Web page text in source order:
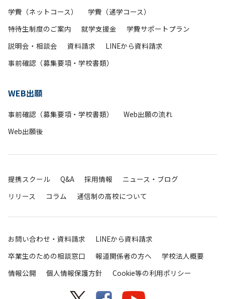
学費（ネットコース）
学費（通学コース）
特待生制度のご案内
就学支援金
学費サポートプラン
説明会・相談会
資料請求
LINEから資料請求
事前確認（募集要項・学校書類）
WEB出願
事前確認（募集要項・学校書類）
Web出願の流れ
Web出願後
提携スクール Q&A 採用情報
ニュース・ブログ
リリース
コラム 通信制の高校について
お問い合わせ・資料請求
LINEから資料請求
卒業生のための相談窓口
報道関係者の方へ
学校法人概要
情報公開
個人情報保護方針 Cookie等の利用ポリシー